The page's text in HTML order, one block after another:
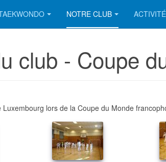
NOTRE CLUB
club - Coupe
lors de la Coupe du Monde